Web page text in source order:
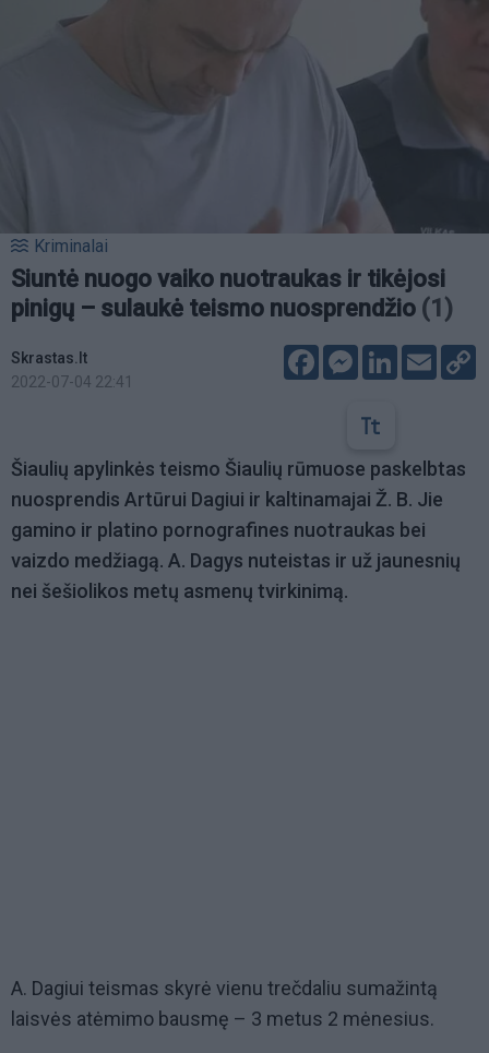
Kriminalai
Siuntė nuogo vaiko nuotraukas ir tikėjosi
pinigų – sulaukė teismo nuosprendžio (1)
Skrastas.lt
2022-07-04 22:41
FacebookMessenger
LinkedIn
Email
Šiaulių apylinkės teismo Šiaulių rūmuose paskelbtas
nuosprendis Artūrui Dagiui ir kaltinamajai Ž. B. Jie
gamino ir platino pornografines nuotraukas bei
vaizdo medžiagą. A. Dagys nuteistas ir už jaunesnių
nei šešiolikos metų asmenų tvirkinimą.
A. Dagiui teismas skyrė vienu trečdaliu sumažintą
laisvės atėmimo bausmę – 3 metus 2 mėnesius.